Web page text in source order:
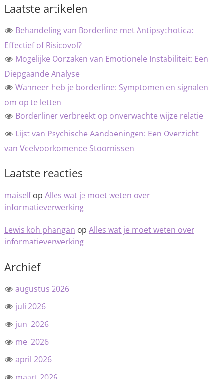
Laatste artikelen
Behandeling van Borderline met Antipsychotica:
Effectief of Risicovol?
Mogelijke Oorzaken van Emotionele Instabiliteit: Een
Diepgaande Analyse
Wanneer heb je borderline: Symptomen en signalen
om op te letten
Borderliner verbreekt op onverwachte wijze relatie
Lijst van Psychische Aandoeningen: Een Overzicht
van Veelvoorkomende Stoornissen
Laatste reacties
maiselfop Alles wat je moet weten over
informatieverwerking
Lewis koh phangan op Alles wat je moet weten over
informatieverwerking
Archief
augustus 2026
juli 2026
juni 2026
mei 2026
april 2026